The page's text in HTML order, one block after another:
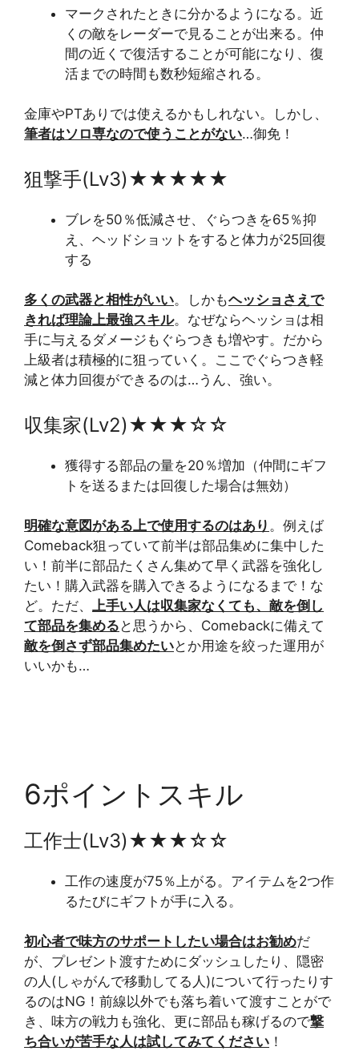
マークされたときに分かるようになる。近
くの敵をレーダーで見ることが出来る。仲
間の近くで復活することが可能になり、復
活までの時間も数秒短縮される。
金庫やPTありでは使えるかもしれない。しかし、
筆者はソロ専なので使うことがない…御免！
狙撃手(Lv3)★★★★★
ブレを50％低減させ、ぐらつきを65％抑
え、ヘッドショットをすると体力が25回復
する
多くの武器と相性がいい。しかもヘッショさえで
きれば理論上最強スキル。なぜならヘッショは相
手に与えるダメージもぐらつきも増やす。だから
上級者は積極的に狙っていく。ここでぐらつき軽
減と体力回復ができるのは…うん、強い。
収集家(Lv2)★★★☆☆
獲得する部品の量を20％増加（仲間にギフ
トを送るまたは回復した場合は無効）
明確な意図がある上で使用するのはあり 。例えば
Comeback狙っていて前半は部品集めに集中した
い！前半に部品たくさん集めて早く武器を強化し
たい！購入武器を購入できるようになるまで！な
ど。ただ、 上手い人は収集家なくても、敵を倒し
て部品を集める と思うから、Comebackに備えて
敵を倒さず部品集めたいとか用途を絞った運用が
いいかも…
6ポイントスキル
工作士(Lv3)★★★☆☆
工作の速度が75％上がる。アイテムを2つ作
るたびにギフトが手に入る。
初心者で味方のサポートしたい場合はお勧めだ
が、プレゼント渡すためにダッシュしたり、隠密
の人(しゃがんで移動してる人)について行ったりす
るのはNG！前線以外でも落ち着いて渡すことがで
き、味方の戦力も強化、更に部品も稼げるので撃
ち合いが苦手な人は試してみてください ！